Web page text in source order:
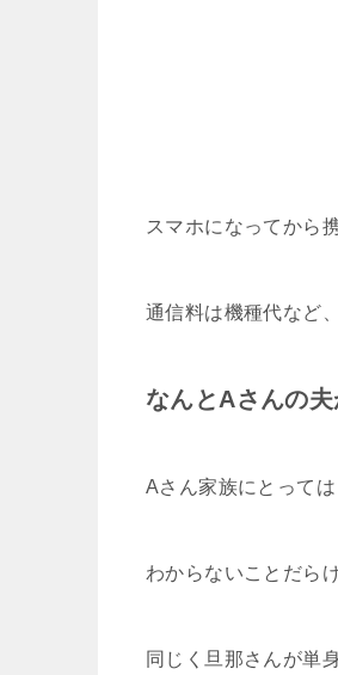
スマホになってから
通信料は機種代など
なんとAさんの
Aさん家族にとっては
わからないことだら
同じく旦那さんが単